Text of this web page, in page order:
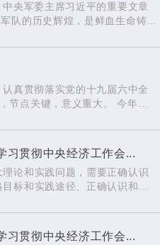
央军委主席习近平的重要文章
队的历史辉煌，是鲜血生命铸就
真贯彻落实党的十九届六中全
节点关键，意义重大。 今年以
贯彻中央经济工作会...
论和实践问题，需要正确认识
标和实践途径、正确认识和把
题、解决问题的过程。
贯彻中央经济工作会...